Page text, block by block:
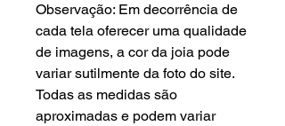
Observação: Em decorrência de
cada tela oferecer uma qualidade
de imagens, a cor da joia pode
variar sutilmente da foto do site.
Todas as medidas são
aproximadas e podem variar